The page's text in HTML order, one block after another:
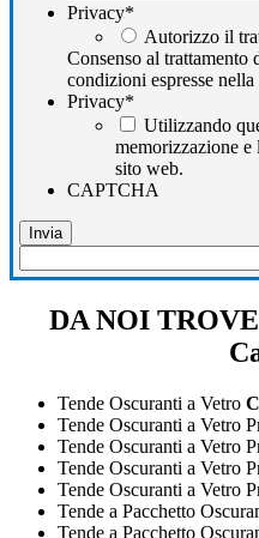
Privacy*
Autorizzo il
Consenso al trattamento
condizioni espresse
Privacy*
Utilizzando
memorizzazione e
sito web.
CAPTCHA
DA NOI
Tende Oscuranti a Vetro
Tende Oscuranti a Vetro
Tende Oscuranti a Vetro
Tende Oscuranti a Vetro
Tende Oscuranti a Vetro
Tende a Pacchetto
Tende a Pacchetto